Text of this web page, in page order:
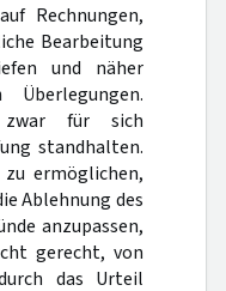
Rechnungen,
Bearbeitung
und näher
Überlegungen.
zwar für sich
standhalten.
ermöglichen,
Ablehnung des
anzupassen,
gerecht, von
das Urteil